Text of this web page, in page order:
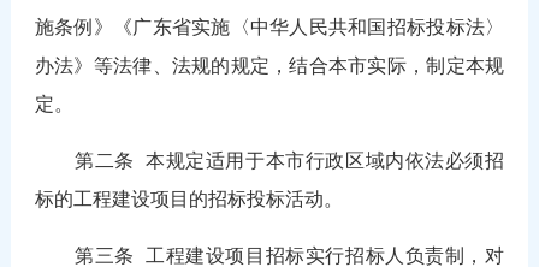
施条例》《广东省实施〈中华人民共和国招标投标法〉
办法》等法律、法规的规定，结合本市实际，制定本规
定。
第二条本规定适用于本市行政区域内依法必须招
标的工程建设项目的招标投标活动。
第三条 工程建设项目招标实行招标人负责制，对